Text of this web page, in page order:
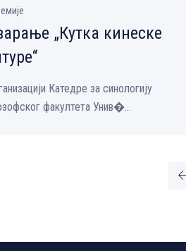
„Кутка кинеске
Катедре за синологију
факултета Унив�...